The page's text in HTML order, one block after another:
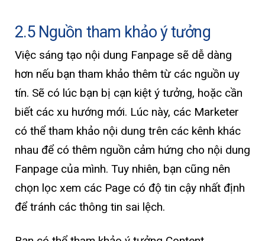
2.5 Nguồn tham khảo ý tưởng
Việc sáng tạo nội dung Fanpage sẽ dễ dàng
hơn nếu bạn tham khảo thêm từ các nguồn uy
tín. Sẽ có lúc bạn bị cạn kiệt ý tưởng, hoặc cần
biết các xu hướng mới. Lúc này, các Marketer
có thể tham khảo nội dung trên các kênh khác
nhau để có thêm nguồn cảm hứng cho nội dung
Fanpage của mình. Tuy nhiên, bạn cũng nên
chọn lọc xem các Page có độ tin cậy nhất định
để tránh các thông tin sai lệch.